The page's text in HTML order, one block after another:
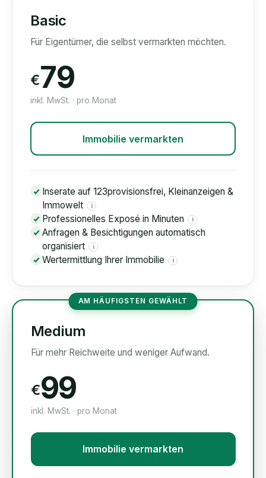
Basic
Für Eigentümer, die selbst vermarkten möchten.
€79
inkl. MwSt. · pro Monat
Immobilie vermarkten
Inserate auf 123provisionsfrei, Kleinanzeigen &
Immowelt
i
Professionelles Exposé in Minuten i
Anfragen & Besichtigungen automatisch
organisiert
i
Wertermittlung Ihrer Immobilie i
AM HÄUFIGSTEN GEWÄHLT
Medium
Für mehr Reichweite und weniger Aufwand.
€99
inkl. MwSt. · pro Monat
Immobilie vermarkten